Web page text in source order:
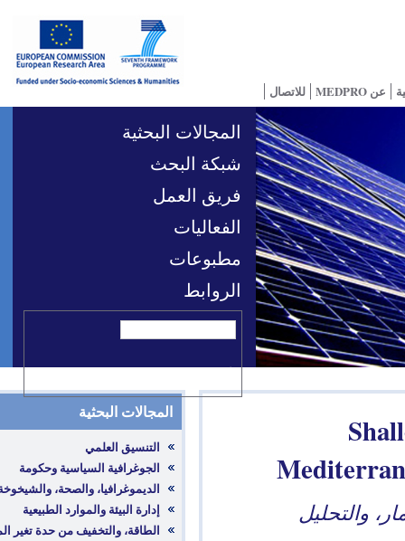
للاتصال
المجالات البحثية
شبكة البحث
فريق العمل
الفعاليات
مطبوعات
الروابط
المجالات البحثية